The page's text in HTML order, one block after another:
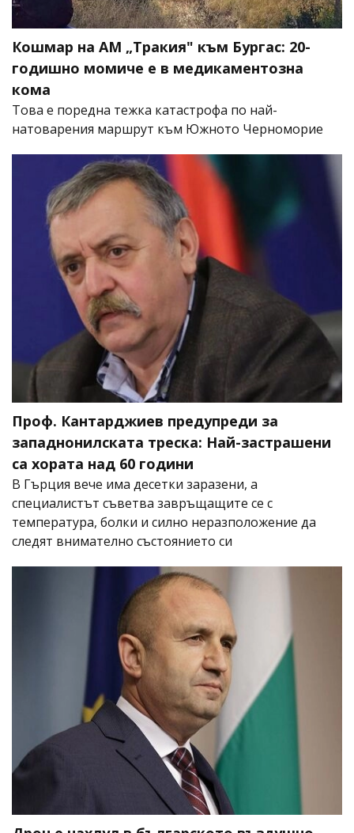
Кошмар на АМ „Тракия" към Бургас: 20-
годишно момиче е в медикаментозна
кома
Това е поредна тежка катастрофа по най-
натоварения маршрут към Южното Черноморие
Проф. Кантарджиев предупреди за
западнонилската треска: Най-застрашени
са хората над 60 години
В Гърция вече има десетки заразени, а
специалистът съветва завръщащите се с
температура, болки и силно неразположение да
следят внимателно състоянието си